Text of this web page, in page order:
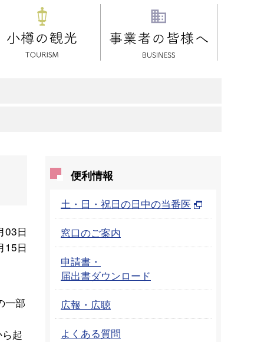
03日
15日
一部
起
便利情報
土・日・祝日の日中の当番医
窓口のご案内
申請書・
届出書ダウンロード
広報・広聴
よくある質問